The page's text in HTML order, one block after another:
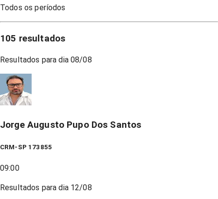
Todos os períodos
105 resultados
Resultados para dia 08/08
Jorge Augusto Pupo Dos Santos
CRM-SP 173855
09:00
Resultados para dia 12/08